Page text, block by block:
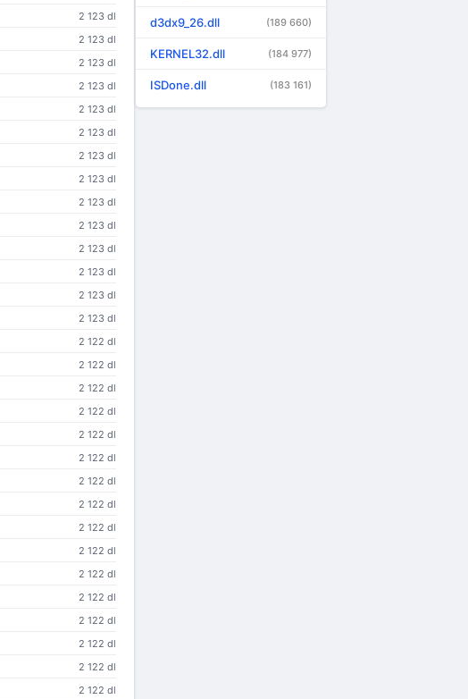
2 123 dl
2 123 dl
2 123 dl
2 123 dl
2 123 dl
2 123 dl
2 123 dl
2 123 dl
2 123 dl
2 123 dl
2 123 dl
2 123 dl
2 123 dl
2 123 dl
2 122 dl
2 122 dl
2 122 dl
2 122 dl
2 122 dl
2 122 dl
2 122 dl
2 122 dl
2 122 dl
2 122 dl
2 122 dl
2 122 dl
2 122 dl
2 122 dl
2 122 dl
2 122 dl
d3dx9_26.dll (189 660)
KERNEL32.dll (184 977)
ISDone.dll (183 161)